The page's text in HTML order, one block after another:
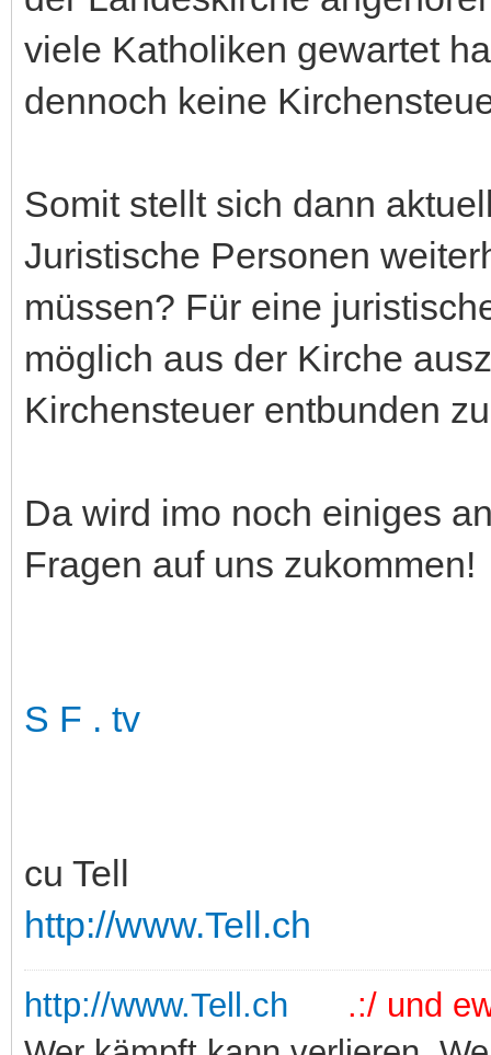
viele Katholiken gewartet
dennoch keine
Somit stellt sich dann
Juristische Personen
müssen? Für eine
möglich aus der Kirche
Kirchensteuer entbunden
Da wird imo noch einiges
Fragen auf uns zukommen!
S F . tv
cu Tell
http://www.Tell.ch
http://www.Tell.ch
.:/ und